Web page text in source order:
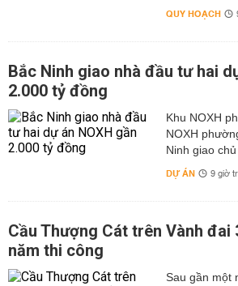
QUY HOẠCH
Bắc Ninh giao nhà đầu tư hai
2.000 tỷ đồng
Khu NOXH
NOXH
Ninh giao chủ
DỰ ÁN 9 giờ
Cầu Thượng Cát trên Vành đai
năm thi công
Sau gần một